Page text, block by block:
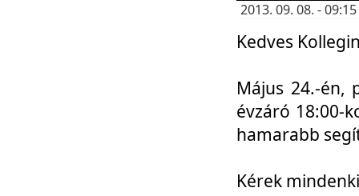
2013. 09. 08. -
Kedves
Május 24.-én,
évzáró 18:00-
hamarabb
Kérek